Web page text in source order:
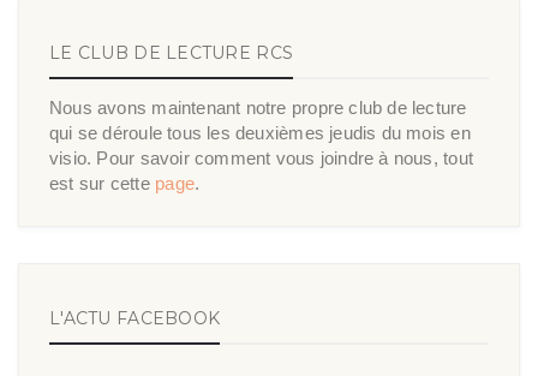
LE CLUB DE LECTURE RCS
Nous avons maintenant notre propre club de lecture
qui se déroule tous les deuxièmes jeudis du mois en
visio. Pour savoir comment vous joindre à nous, tout
est sur cette page.
L'ACTU FACEBOOK